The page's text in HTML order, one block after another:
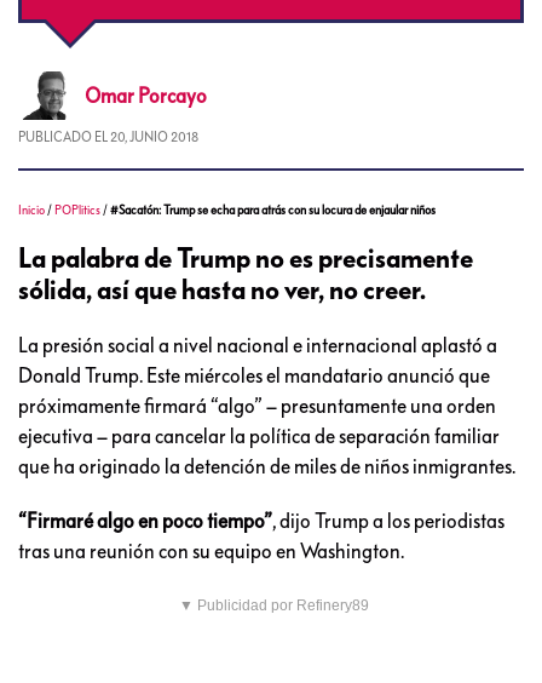
Omar Porcayo
PUBLICADO EL 20, JUNIO 2018
Inicio / POPlitics /#Sacatón: Trump se echa para atrás con su locura de enjaular niños
La palabra de Trump no es precisamente
sólida, así que hasta no ver, no creer.
La presión social a nivel nacional e internacional aplastó a
Donald Trump. Este miércoles el mandatario anunció que
próximamente firmará “algo” – presuntamente una orden
ejecutiva – para cancelar la política de separación familiar
que ha originado la detención de miles de niños inmigrantes.
“Firmaré algo en poco tiempo”, dijo Trump a los periodistas
tras una reunión con su equipo en Washington.
▼ Publicidad por Refinery89